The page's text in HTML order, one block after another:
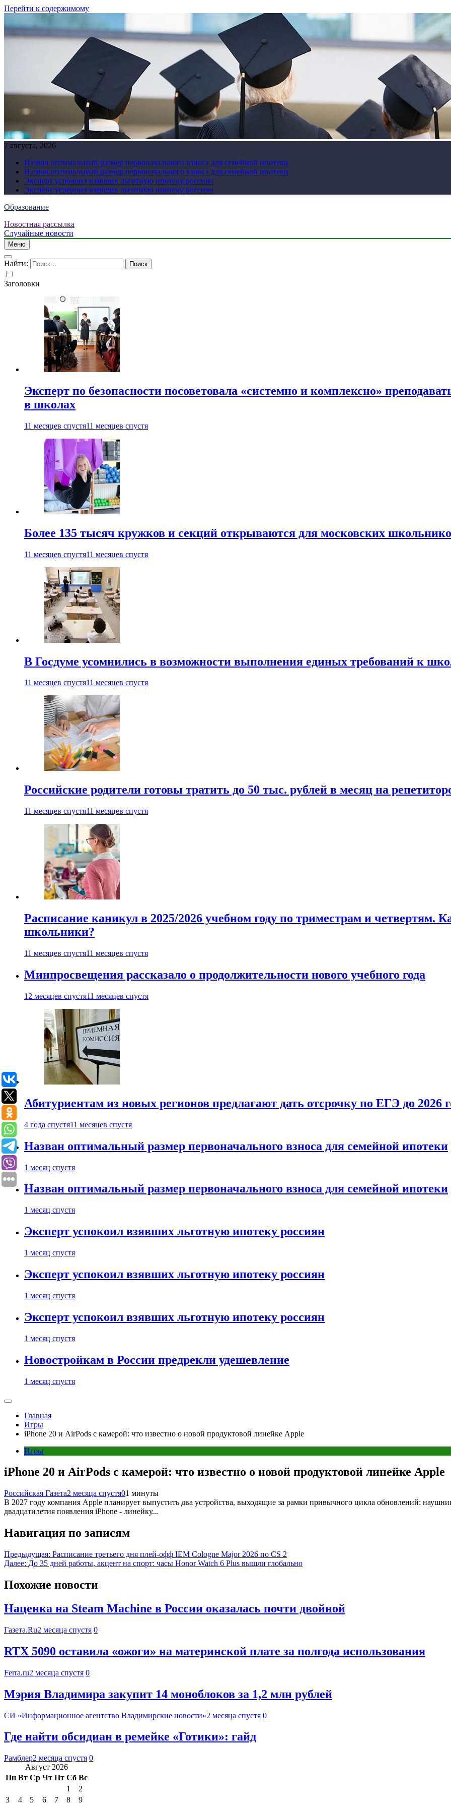
Перейти к содержимому
7 августа, 2026
Назван оптимальный размер первоначального взноса для семейной ипотеки
Назван оптимальный размер первоначального взноса для семейной ипотеки
Эксперт успокоил взявших льготную ипотеку россиян
Эксперт успокоил взявших льготную ипотеку россиян
Образование
Новостная рассылка
Случайные новости
Меню
Найти:
Заголовки
Эксперт по безопасности посоветовала «системно и комплексно»
в школах
11 месяцев спустя11 месяцев спустя
Более 135 тысяч кружков и секций открываются для московских
11 месяцев спустя11 месяцев спустя
В Госдуме усомнились в возможности выполнения единых требований к
11 месяцев спустя11 месяцев спустя
Российские родители готовы тратить до 50 тыс. рублей в месяц на
11 месяцев спустя11 месяцев спустя
Расписание каникул в 2025/2026 учебном году по триместрам и четвертям.
школьники?
11 месяцев спустя11 месяцев спустя
Минпросвещения рассказало о продолжительности нового учебного года
12 месяцев спустя11 месяцев спустя
Абитуриентам из новых регионов предлагают дать отсрочку по ЕГЭ до 2026
4 года спустя11 месяцев спустя
Назван оптимальный размер первоначального взноса для семейной ипотеки
1 месяц спустя
Назван оптимальный размер первоначального взноса для семейной ипотеки
1 месяц спустя
Эксперт успокоил взявших льготную ипотеку россиян
1 месяц спустя
Эксперт успокоил взявших льготную ипотеку россиян
1 месяц спустя
Эксперт успокоил взявших льготную ипотеку россиян
1 месяц спустя
Новостройкам в России предрекли удешевление
1 месяц спустя
Главная
Игры
iPhone 20 и AirPods с камерой: что известно о новой продуктовой линейке Apple
Игры
iPhone 20 и AirPods с камерой: что известно о новой продуктовой линейке Apple
Российская Газета2 месяца спустя01 минуты
В 2027 году компания Apple планирует выпустить два устройства, выходящие за рамки привычного цикла обновлений:
двадцатилетия появления iPhone - линейку...
Навигация по записям
Предыдущая: Расписание третьего дня плей-офф IEM Cologne Major 2026 по CS 2
Далее: До 35 дней работы, акцент на спорт: часы Honor Watch 6 Plus вышли глобально
Похожие новости
Наценка на Steam Machine в России оказалась почти двойной
Газета.Ru2 месяца спустя 0
RTX 5090 оставила «ожоги» на материнской плате за полгода использования
Ferra.ru2 месяца спустя 0
Мэрия Владимира закупит 14 моноблоков за 1,2 млн рублей
СИ «Информационное агентство Владимирские новости»2 месяца спустя 0
Где найти обсидиан в ремейке «Готики»: гайд
Рамблер2 месяца спустя 0
Август 2026
Пн Вт Ср Чт Пт Сб Вс
1
2
3
4 5 6 7 8
9